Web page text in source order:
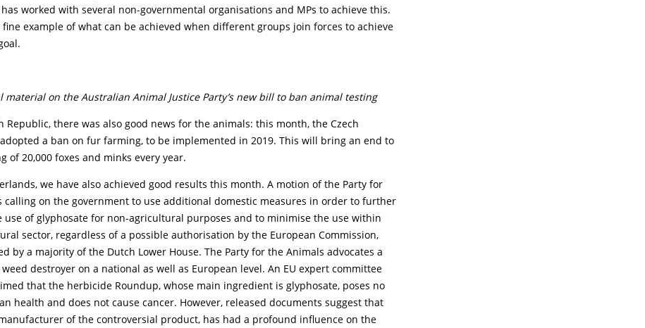
has worked with several non-governmental organisations and MPs to achieve this.
example of what can be achieved when different groups join forces to achieve
material on the Australian Animal Justice Party’s new bill to ban animal testing
Republic, there was also good news for the animals: this month, the Czech
a ban on fur farming, to be implemented in 2019. This will bring an end to
of 20,000 foxes and minks every year.
we have also achieved good results this month. A motion of the Party for
calling on the government to use additional domestic measures in order to further
use of glyphosate for non-agricultural purposes and to minimise the use within
sector, regardless of a possible authorisation by the European Commission,
by a majority of the Dutch Lower House. The Party for the Animals advocates a
destroyer on a national as well as European level. An EU expert committee
that the herbicide Roundup, whose main ingredient is glyphosate, poses no
health and does not cause cancer. However, released documents suggest that
of the controversial product, has had a profound influence on the